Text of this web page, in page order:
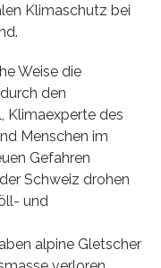
Klimaschutz bei
Weise die
den
Klimaexperte des
Menschen im
Gefahren
Schweiz drohen
und
alpine Gletscher